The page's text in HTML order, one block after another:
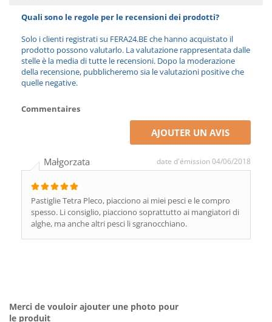
Quali sono le regole per le recensioni dei prodotti?
Solo i clienti registrati su FERA24.BE che hanno acquistato il
prodotto possono valutarlo. La valutazione rappresentata dalle
stelle è la media di tutte le recensioni. Dopo la moderazione
della recensione, pubblicheremo sia le valutazioni positive che
quelle negative.
Commentaires
AJOUTER UN AVIS
Małgorzata date d'émission 04/06/2018
Pastiglie Tetra Pleco, piacciono ai miei pesci e le compro
spesso. Li consiglio, piacciono soprattutto ai mangiatori di
alghe, ma anche altri pesci li sgranocchiano.
Merci de vouloir ajouter une photo pour
le produit